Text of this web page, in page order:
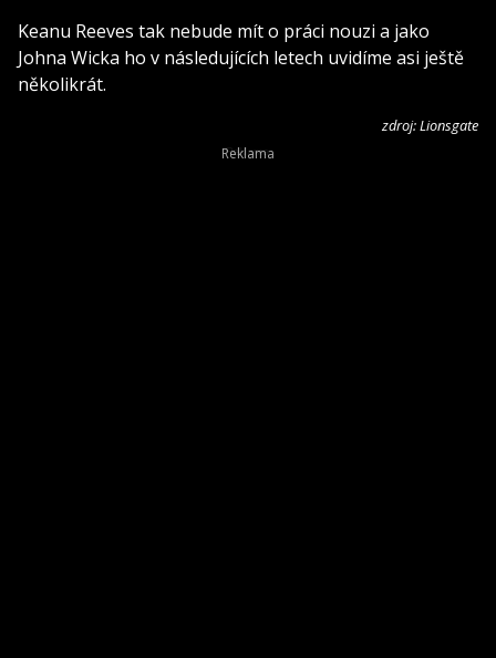
Keanu Reeves tak nebude mít o práci nouzi a jako
Johna Wicka ho v následujících letech uvidíme asi ještě
několikrát.
zdroj: Lionsgate